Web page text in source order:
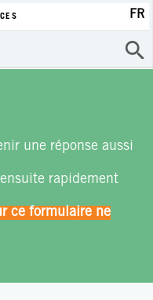
FR
une réponse aussi
rapidement
ce formulaire ne